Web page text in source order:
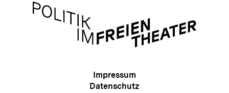
Meta-
von
Politik
Meta-
Navigation
Impressum
Datenschutz